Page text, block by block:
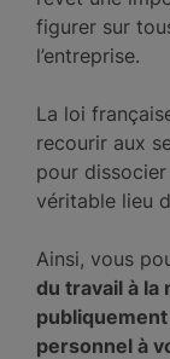
figurer sur
l’entreprise.
La loi
recourir aux
pour dissocier
véritable lieu
Ainsi, vous
du travail à la
personnel à